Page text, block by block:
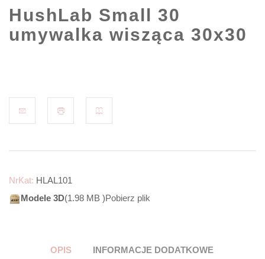
HushLab Small 30
umywalka wisząca 30x30
NrKat: HLAL101
Modele 3D(1.98 MB )Pobierz plik
OPIS INFORMACJE DODATKOWE